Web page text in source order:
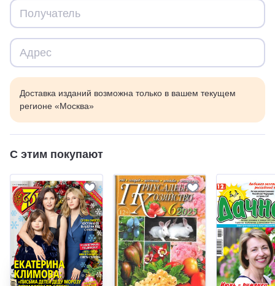
Доставка изданий возможна только в вашем текущем
регионе «Москва»
С этим покупают